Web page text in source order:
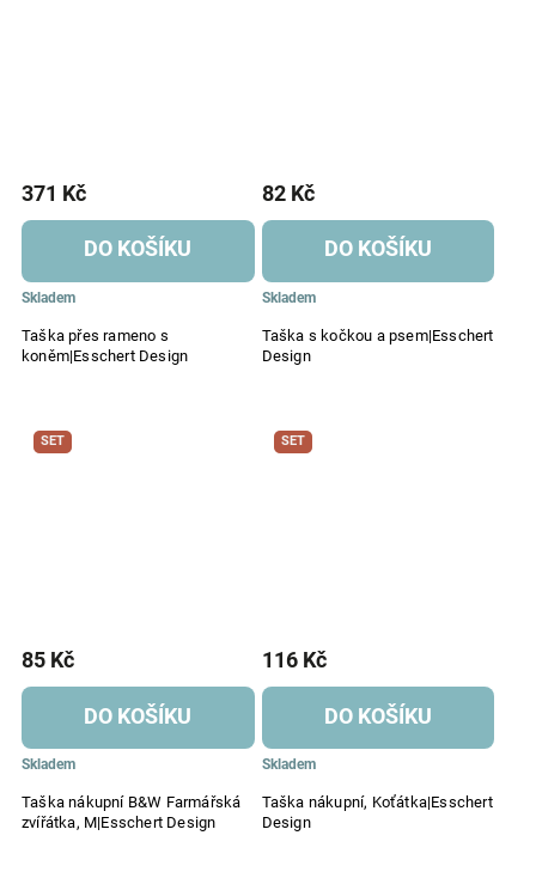
Taška přes rameno s
koněm|Esschert Design
Skladem
371 Kč
DO KOŠÍKU
Taška s kočkou a psem|Esschert
Design
Skladem
82 Kč
DO KOŠÍKU
SET
Taška nákupní B&W Farmářská
zvířátka, M|Esschert Design
Skladem
85 Kč
DO KOŠÍKU
SET
Taška nákupní, Koťátka|Esschert
Design
Skladem
116 Kč
DO KOŠÍKU